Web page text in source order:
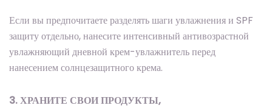
Если вы предпочитаете разделять шаги увлажнения и SPF
защиту отдельно, нанесите интенсивный антивозрастной
увлажняющий дневной крем-увлажнитель перед
нанесением солнцезащитного крема.
3. ХРАНИТЕ СВОИ ПРОДУКТЫ,